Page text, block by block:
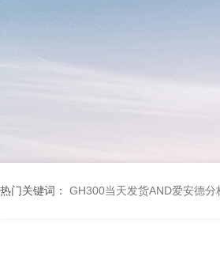
热门关键词： GH300当天发货AND爱安德分